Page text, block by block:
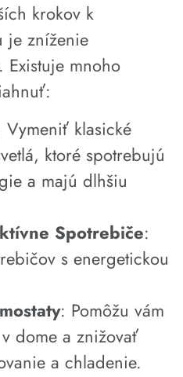
krokov k
je zníženie
Existuje mnoho
Vymeniť klasické
ktoré spotrebujú
a majú dlhšiu
Spotrebiče:
s energetickou
: Pomôžu vám
dome a znižovať
a chladenie.